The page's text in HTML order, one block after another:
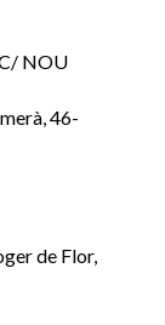
NOU
46-
29-
de Flor,